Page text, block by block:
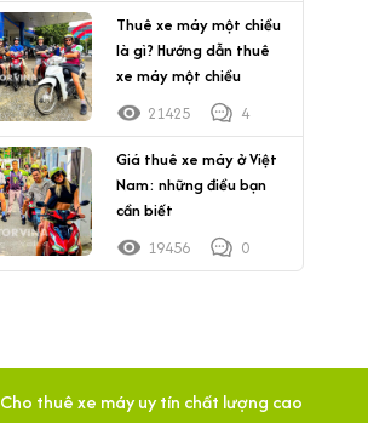
Thuê xe máy một chiều
là gì? Hướng dẫn thuê
xe máy một chiều
21425
4
Giá thuê xe máy ở Việt
Nam: những điều bạn
cần biết
19456
0
Cho thuê xe máy uy tín chất lượng cao